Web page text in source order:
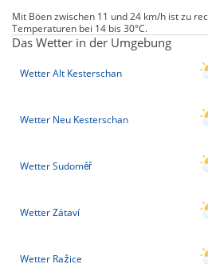
Mit Böen zwischen 11 und 24 km/h ist zu
Temperaturen bei 14 bis 30°C.
Das Wetter in der Umgebung
Wetter Alt Kesterschan
Wetter Neu Kesterschan
Wetter Sudoměř
Wetter Zátaví
Wetter Ražice